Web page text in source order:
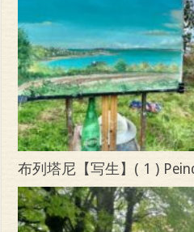
布列塔尼【写生】( 1 )